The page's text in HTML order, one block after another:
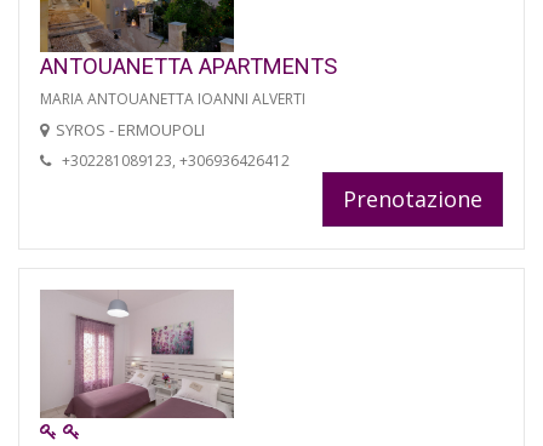
ANTOUANETTA APARTMENTS
MARIA ANTOUANETTA IOANNI ALVERTI
SYROS - ERMOUPOLI
+302281089123, +306936426412
Prenotazione